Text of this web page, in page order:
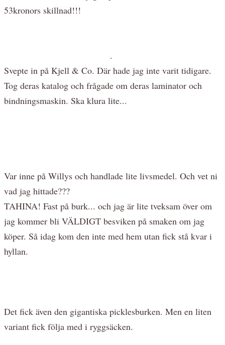
53kronors skillnad!!!
.
Svepte in på Kjell & Co. Där hade jag inte varit tidigare.
Tog deras katalog och frågade om deras laminator och
bindningsmaskin. Ska klura lite...
Var inne på Willys och handlade lite livsmedel. Och vet ni
vad jag hittade???
TAHINA! Fast på burk... och jag är lite tveksam över om
jag kommer bli VÄLDIGT besviken på smaken om jag
köper. Så idag kom den inte med hem utan fick stå kvar i
hyllan.
Det fick även den gigantiska picklesburken. Men en liten
variant fick följa med i ryggsäcken.